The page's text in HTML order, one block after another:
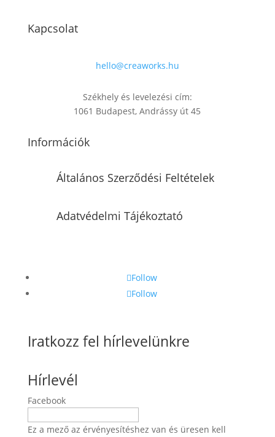
Kapcsolat
hello@creaworks.hu
Székhely és levelezési cím:
1061 Budapest, Andrássy út 45
Információk
Általános Szerződési Feltételek
Adatvédelmi Tájékoztató
Follow
Follow
Iratkozz fel hírlevelünkre
Hírlevél
Facebook
Ez a mező az érvényesítéshez van és üresen kell